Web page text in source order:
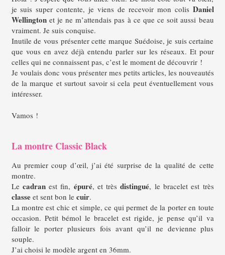
je suis super contente, je viens de recevoir mon colis Daniel
Wellingtonet je ne m’attendais pas à ce que ce soit aussi beau
vraiment. Je suis conquise.
Inutile de vous présenter cette marque Suédoise, je suis certaine
que vous en avez déjà entendu parler sur les réseaux. Et pour
celles qui ne connaissent pas, c’est le moment de découvrir !
Je voulais donc vous présenter mes petits articles, les nouveautés
de la marque et surtout savoir si cela peut éventuellement vous
intéresser.
Vamos !
La montre Classic Black
Au premier coup d’œil, j’ai été surprise de la qualité de cette
montre.
Le cadranest fin, épuré, et trèsdistingué, le bracelet est très
classeet sent bon le cuir.
La montre est chic et simple, ce qui permet de la porter en toute
occasion. Petit bémol le bracelet est rigide, je pense qu’il va
falloir le porter plusieurs fois avant qu’il ne devienne plus
souple.
J’ai choisi le modèle argent en 36mm.